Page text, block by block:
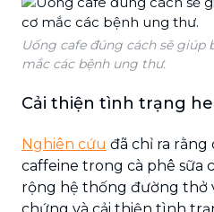
Uống cafe đúng cách sẽ giúp
mắc các bệnh ung thư.
Cải thiện tình trạng
Nghiên cứu đã chỉ ra
caffeine trong cà phê sữa
rộng hệ thống đường thở
chứng và cải thiện tình